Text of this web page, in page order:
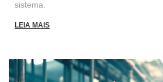
sistema.
LEIA MAIS